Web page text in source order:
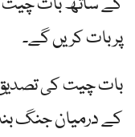
پر بات کریں گے۔
بات چیت کی تصدیق
کے درمیان جنگ